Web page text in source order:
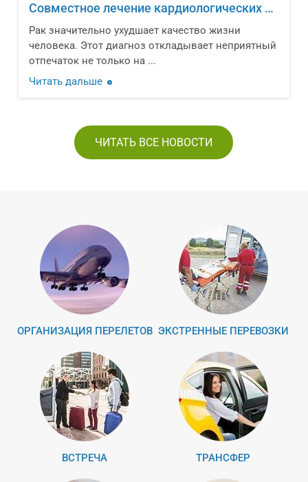
Совместное лечение кардиологических заболеваний и онкологических новообразований
Рак значительно ухудшает качество жизни
человека. Этот диагноз откладывает неприятный
отпечаток не только на ...
Читать дальше
ЧИТАТЬ ВСЕ НОВОСТИ
ОРГАНИЗАЦИЯ ПЕРЕЛЕТОВ ЭКСТРЕННЫЕ ПЕРЕВОЗКИ
ВСТРЕЧА ТРАНСФЕР